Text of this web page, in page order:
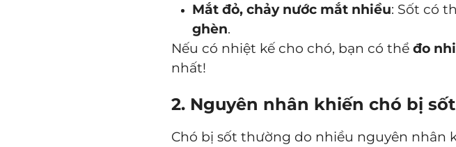
Mắt đỏ, chảy nước mắt nhiều: Sốt có
ghèn.
Nếu có nhiệt kế cho chó, bạn có thểđo
nhất!
2. Nguyên nhân khiến chó bị sốt
Chó bị sốt thường do nhiều nguyên nhân